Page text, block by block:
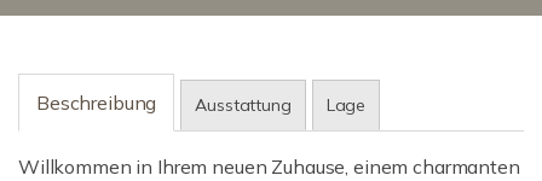
Beschreibung Ausstattung Lage
Willkommen in Ihrem neuen Zuhause, einem charmanten